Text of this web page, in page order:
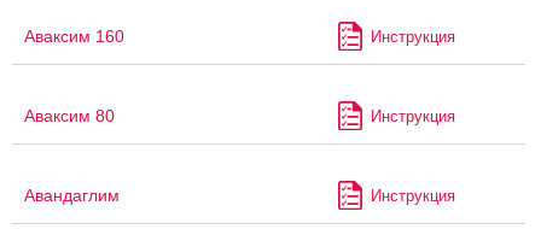
Аваксим 160 Инструкция
Аваксим 80 Инструкция
Авандаглим Инструкция